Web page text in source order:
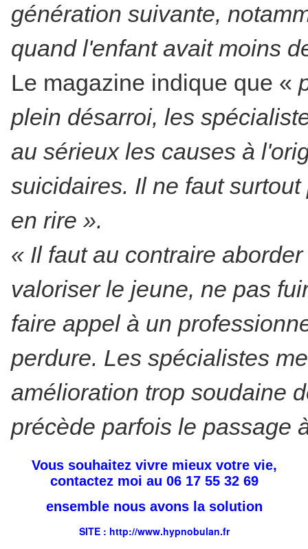
génération suivante,
quand l'enfant avait moins
Le magazine indique que «
plein désarroi, les
au sérieux les causes à
suicidaires. Il ne faut
en rire ».
« Il faut au contraire
valoriser le jeune, ne pas
faire appel à un
perdure. Les spécialistes
amélioration trop soudaine
précède parfois le passage
Vous souhaitez vivre mieux votre vie,
contactez moi au 06 17 55 32 69
ensemble nous avons la solution
SITE : http://www.hypnobulan.fr